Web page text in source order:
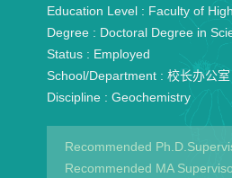
Education Level : Faculty of
Degree : Doctoral Degree in
Status : Employed
School/Department : 校长办公室
Discipline : Geochemistry
Recommended
Recommended MA